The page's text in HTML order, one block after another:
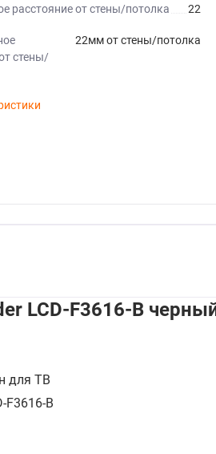
расстояние от стены/потолка 22
стены/
22мм от стены/потолка
LCD-F3616-B
для ТВ
F3616-B